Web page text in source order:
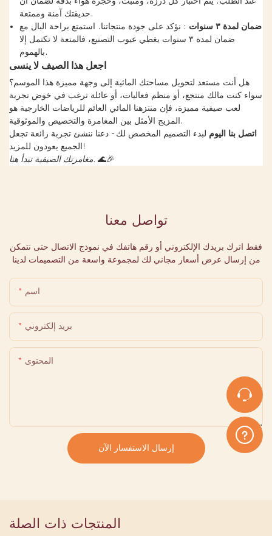
حديقتك آمنة وممتعة.
ضمان لمدة ٣ سنوات
: نؤكد على جودة منتجاتنا. استمتع براحة البال مع
ضمان لمدة ٣ سنوات يغطي عيوب التصنيع، فالمتعة لا تكتمل إلا
بالهموم.
اجعل هذا الصيف لا ينسى
هل أنت مستعد لتحويل مساحتك المائية إلى وجهة مميزة هذا الموسم؟
سواء كنت مالك منتجع، أو منظم فعاليات، أو عائلة ترغب في خوض تجربة
لعب صيفية مميزة، فإن منتزهنا المائي العائم للرياضات الخارجية هو
المزيج الأمثل بين المغامرة والتخصيص والموثوقية.
اتصل بنا اليوم لبدء التصميم المخصص لك - دعنا ننشئ تجربة رائعة تجعل
الجميع يعودون للمزيد!
مغامرتك الصيفية تبدأ هنا. 🌊🎉
تواصل معنا
فقط اترك بريدك الإلكتروني أو رقم هاتفك في نموذج الاتصال حتى نتمكن
من إرسال عرض أسعار مجاني لك لمجموعة واسعة من التصميمات لدينا
اسم
بريد إلكتروني
المحتوى
إرسال الاستفسار الآن
المنتجات ذات الصلة